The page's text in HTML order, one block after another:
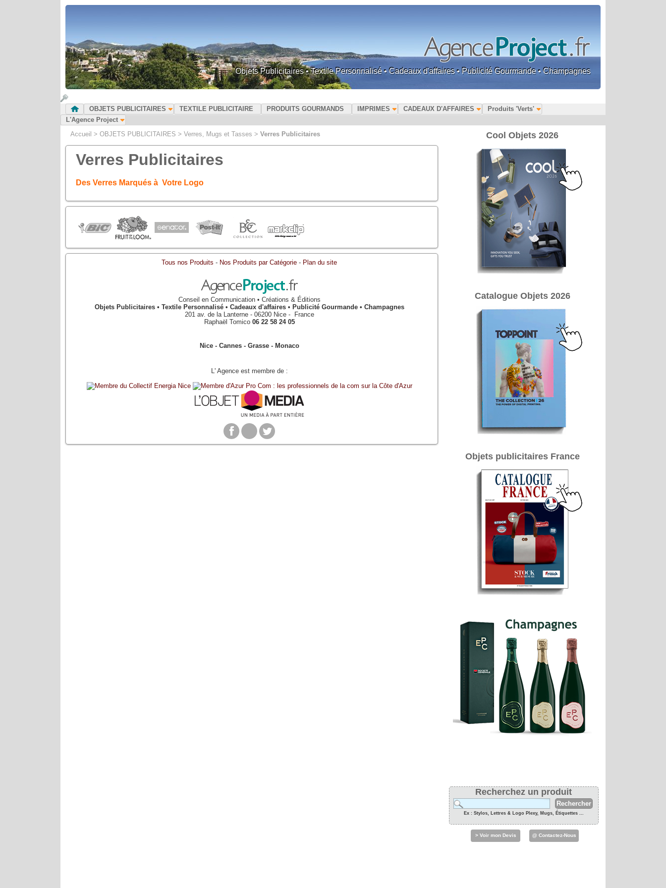
Objets Publicitaires • Textile Personnalisé • Cadeaux d'affaires • Publicité Gourmande • Champagnes
OBJETS PUBLICITAIRES TEXTILE PUBLICITAIRE PRODUITS GOURMANDS IMPRIMES CADEAUX D'AFFAIRES
Produits 'Verts'
L'Agence Project
Accueil > OBJETS PUBLICITAIRES > Verres, Mugs et Tasses > Verres Publicitaires
Verres Publicitaires
Des Verres Marqués à Votre Logo
Tous nos Produits - Nos Produits par Catégorie - Plan du site
Conseil en Communication • Créations & Éditions
Objets Publicitaires • Textile Personnalisé • Cadeaux d'affaires • Publicité Gourmande • Champagnes
201 av. de la Lanterne - 06200 Nice-
France
Raphaël Tomico 06 22 58 24 05
Nice - Cannes - Grasse - Monaco
L' Agence est membre de :
Cool Objets 2026
Catalogue Objets 2026
Objets publicitaires France
Recherchez un produit
Ex : Stylos, Lettres & Logo Plexy, Mugs, Étiquettes ...
> Voir mon Devis @ Contactez-Nous